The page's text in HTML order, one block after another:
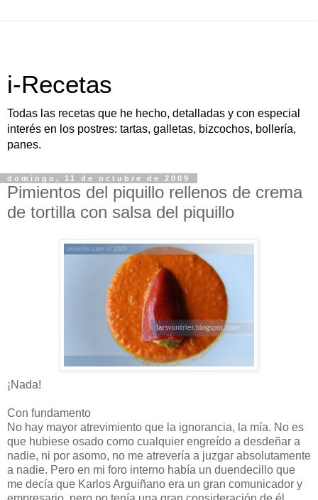
i-Recetas
Todas las recetas que he hecho, detalladas y con especial
interés en los postres: tartas, galletas, bizcochos, bollería,
panes.
domingo, 11 de octubre de 2009
Pimientos del piquillo rellenos de crema
de tortilla con salsa del piquillo
¡Nada!
Con fundamento
No hay mayor atrevimiento que la ignorancia, la mía. No es
que hubiese osado como cualquier engreído a desdeñar a
nadie, ni por asomo, no me atrevería a juzgar absolutamente
a nadie. Pero en mi foro interno había un duendecillo que
me decía que Karlos Arguiñano era un gran comunicador y